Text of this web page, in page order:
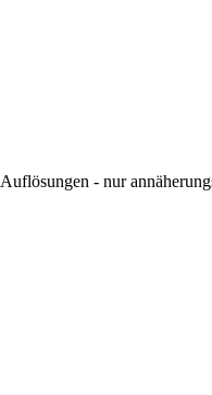
- nur